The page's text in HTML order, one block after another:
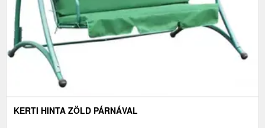
KERTI HINTA ZÖLD PÁRNÁVAL